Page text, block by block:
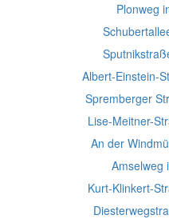
Plonweg
Albert-Einstein-
Spremberger
Lise-Meitner-
An der
Amselweg
Kurt-Klinkert-